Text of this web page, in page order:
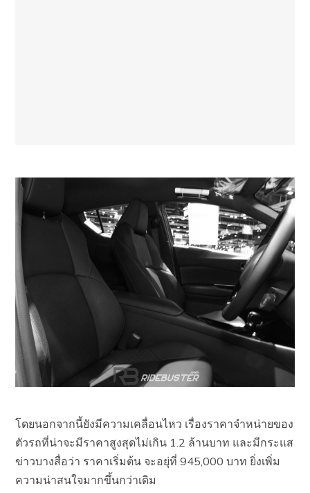
โดยนอกจากนี้ยังมีความเคลื่อนไหว เรื่องราคาจำหน่ายของ
ตัวรถที่น่าจะมีราคาสูงสุดไม่เกิน 1.2 ล้านบาท และมีกระแส
ข่าวบางสื่อว่า ราคาเริ่มต้น จะอยุ่ที่ 945,000 บาท ยิ่งเพิ่ม
ความน่าสนใจมากขึ้นกว่าเดิม